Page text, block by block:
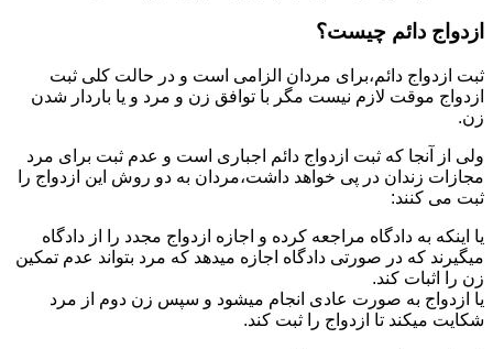
ازدواج دائم چیست؟
ثبت ازدواج دائم،برای مردان الزامی است و در حالت کلی ثبت
ازدواج موقت لازم نیست مگر با توافق زن و مرد و یا باردار شدن
زن.
ولی از آنجا که ثبت ازدواج دائم اجباری است و عدم ثبت برای مرد
مجازات زندان در پی خواهد داشت،مردان به دو روش این ازدواج را
ثبت می کنند:
یا اینکه به دادگاه مراجعه کرده و اجازه ازدواج مجدد را از دادگاه
میگیرند که در صورتی دادگاه اجازه میدهد که مرد بتواند عدم تمکین
زن را اثبات کند.
یا ازدواج به صورت عادی انجام میشود و سپس زن دوم از مرد
شکایت میکند تا ازدواج را ثبت کند.